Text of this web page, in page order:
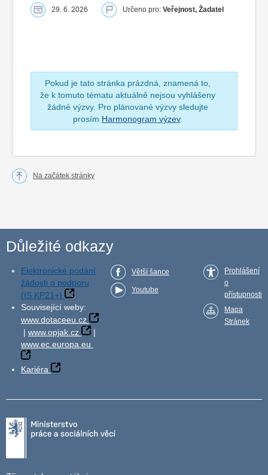
29. 6. 2026 Určeno pro: Veřejnost, Žadatel
Pokud je tato stránka prázdná, znamená to,
že k tomuto tématu aktuálně nejsou vyhlášeny
žádné výzvy. Pro plánované výzvy sledujte
prosím Harmonogram výzev.
Na začátek stránky
Důležité odkazy
Elektronické podání
žádosti o podporu
(IS KP21+)
Související weby:
www.dotaceeu.cz
| www.opjak.cz
|
www.ec.europa.eu
Kariéra
Větší šance
Youtube
Prohlášení
o
přístupnosti
Mapa
Stránek